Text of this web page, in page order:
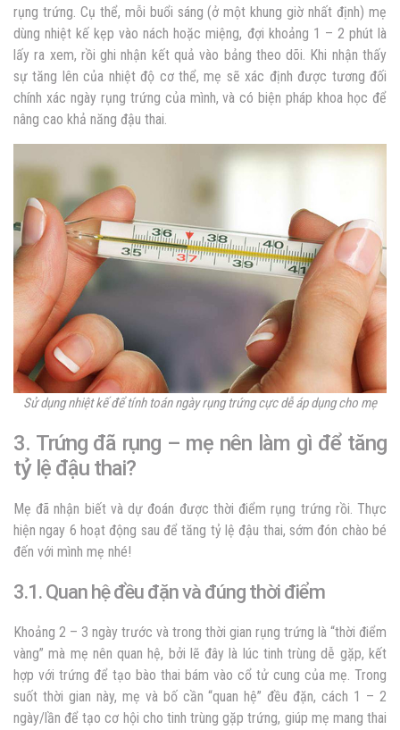
rụng trứng. Cụ thể, mỗi buổi sáng (ở một khung giờ nhất định) mẹ
dùng nhiệt kế kẹp vào nách hoặc miệng, đợi khoảng 1 – 2 phút là
lấy ra xem, rồi ghi nhận kết quả vào bảng theo dõi. Khi nhận thấy
sự tăng lên của nhiệt độ cơ thể, mẹ sẽ xác định được tương đối
chính xác ngày rụng trứng của mình, và có biện pháp khoa học để
nâng cao khả năng đậu thai.
Sử dụng nhiệt kế để tính toán ngày rụng trứng cực dễ áp dụng cho mẹ
3. Trứng đã rụng – mẹ nên làm gì để tăng
tỷ lệ đậu thai?
Mẹ đã nhận biết và dự đoán được thời điểm rụng trứng rồi. Thực
hiện ngay 6 hoạt động sau để tăng tỷ lệ đậu thai, sớm đón chào bé
đến với mình mẹ nhé!
3.1. Quan hệ đều đặn và đúng thời điểm
Khoảng 2 – 3 ngày trước và trong thời gian rụng trứng là “thời điểm
vàng” mà mẹ nên quan hệ, bởi lẽ đây là lúc tinh trùng dễ gặp, kết
hợp với trứng để tạo bào thai bám vào cổ tử cung của mẹ. Trong
suốt thời gian này, mẹ và bố cần “quan hệ” đều đặn, cách 1 – 2
ngày/lần để tạo cơ hội cho tinh trùng gặp trứng, giúp mẹ mang thai